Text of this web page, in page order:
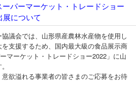
の「ファインフードコンテスト」）
子コンテスト）
と食品コンクール）
）
ーパーマーケット・トレードショー
展について
議会では、山形県産農林水産物を使用し
支援するため、国内最大級の食品展示商
マーケット・トレードショー2022」に山
欲溢れる事業者の皆さまのご応募をお待